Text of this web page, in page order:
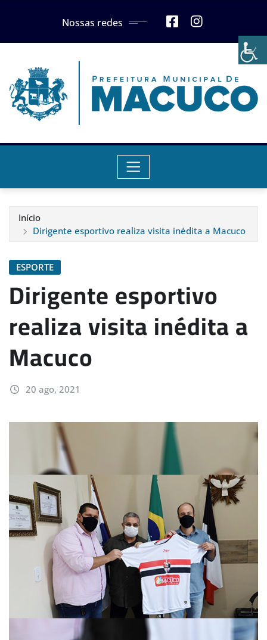
Nossas redes
Início
Dirigente esportivo realiza visita inédita a Macuco
ESPORTE
Dirigente esportivo
realiza visita inédita a
Macuco
20 ago, 2021